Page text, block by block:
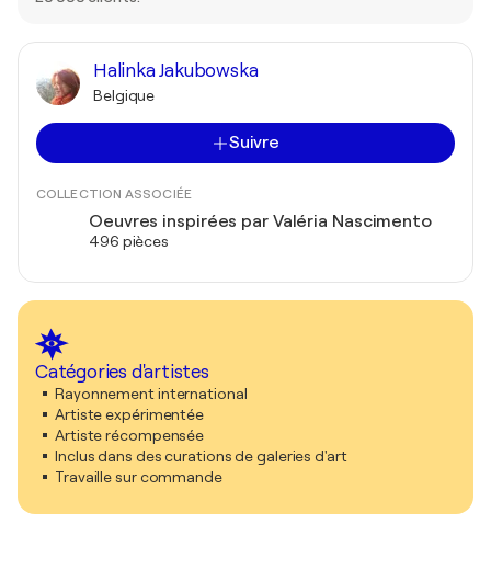
Halinka Jakubowska
Belgique
Suivre
COLLECTION ASSOCIÉE
Oeuvres inspirées par Valéria Nascimento
496 pièces
Catégories d'artistes
Rayonnement international
Artiste expérimentée
Artiste récompensée
Inclus dans des curations de galeries d'art
Travaille sur commande